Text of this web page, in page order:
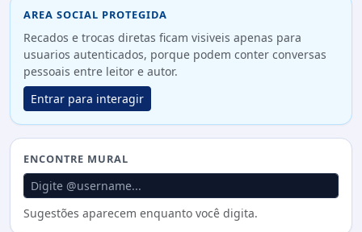
AREA SOCIAL PROTEGIDA
Recados e trocas diretas ficam visiveis apenas para
usuarios autenticados, porque podem conter conversas
pessoais entre leitor e autor.
Entrar para interagir
ENCONTRE MURAL
Sugestões aparecem enquanto você digita.